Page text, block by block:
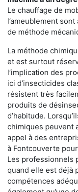
Le chauffage de
l’ameublement
de méthode
La méthode
et est surtout
l’implication des
ici d’insecticides
résistent très
produits de
d’habitude.
chimiques peuvent
appel à des
à Fontcouverte
Les professionnels
quand elle est déjà
compétences